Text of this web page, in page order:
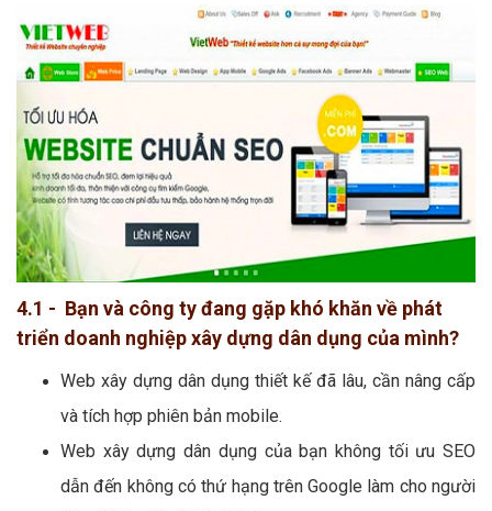
4.1 - Bạn và công ty đang gặp khó khăn về phát
triển doanh nghiệp xây dựng dân dụng của mình?
Web xây dựng dân dụng thiết kế đã lâu, cần nâng cấp
và tích hợp phiên bản mobile.
Web xây dựng dân dụng của bạn không tối ưu SEO
dẫn đến không có thứ hạng trên Google làm cho người